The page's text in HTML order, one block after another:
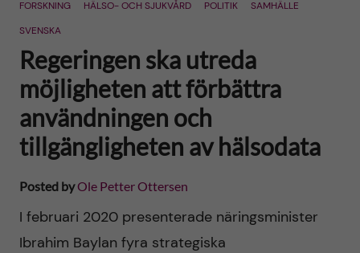
FORSKNING HÄLSO- OCH SJUKVÅRD POLITIK
SAMHÄLLE
SVENSKA
Regeringen ska utreda
möjligheten att förbättra
användningen och
tillgängligheten av hälsodata
Posted byOle Petter Ottersen
I februari 2020 presenterade näringsminister
Ibrahim Baylan fyra strategiska